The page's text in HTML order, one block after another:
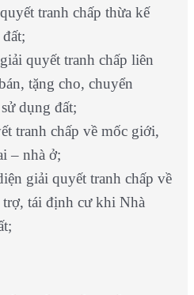
tranh chấp thừa kế
quyết tranh chấp liên
tặng cho, chuyển
dụng đất;
tranh chấp về mốc giới,
– nhà ở;
giải quyết tranh chấp về
tái định cư khi Nhà